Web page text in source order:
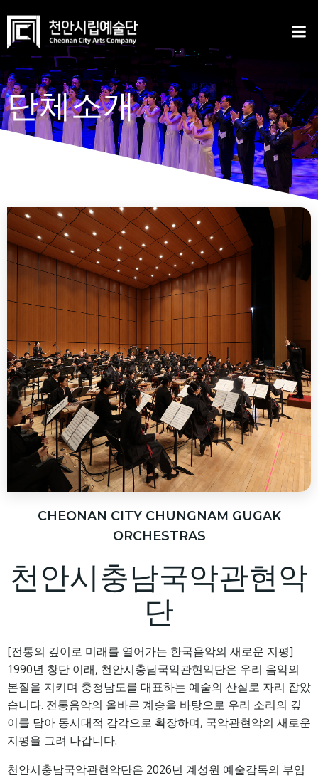
content
단체소개
CHEONAN CITY CHUNGNAM GUGAK
ORCHESTRAS
천안시충남국악관현악
단
[전통의 깊이로 미래를 열어가는 한국음악의 새로운 지평]
1990년 창단 이래, 천안시충남국악관현악단은 우리 음악의
본질을 지키며 충청남도를 대표하는 예술의 산실로 자리 잡았
습니다. 전통음악의 올바른 계승을 바탕으로 우리 소리의 깊
이를 담아 동시대적 감각으로 확장하며, 국악관현악의 새로운
지평을 그려 나갑니다.
천안시충남국악관현악단은 2026년 계성원 예술감독의 부임